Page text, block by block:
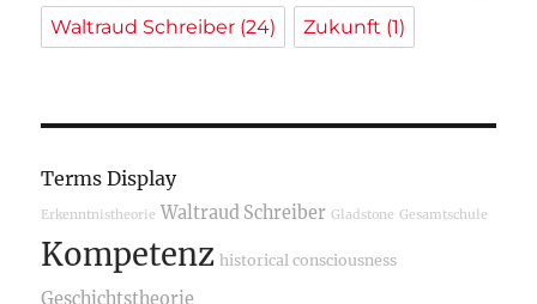
Waltraud Schreiber (24) Zukunft (1)
Terms Display
Erkenntnistheorie Waltraud Schreiber Gladstone Gesamtschule
Kompetenz historical consciousness